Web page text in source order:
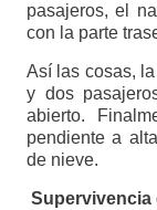
pasajeros, el
con la parte
Así las cosas,
y dos
abierto.
pendiente a
de nieve.
Supervivencia